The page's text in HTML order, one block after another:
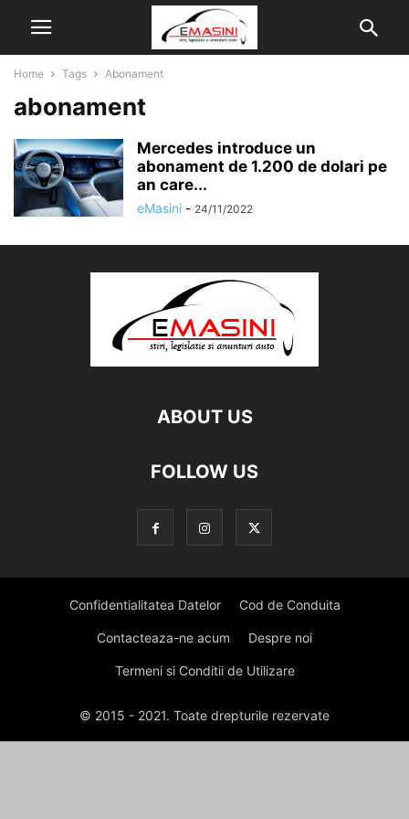
Home Tags Abonament
abonament
Mercedes introduce un
abonament de 1.200 de dolari pe
an care...
eMasini - 24/11/2022
ABOUT US
FOLLOW US
Confidentialitatea Datelor Cod de Conduita
Contacteaza-ne acum Despre noi
Termeni si Conditii de Utilizare
© 2015 - 2021. Toate drepturile rezervate